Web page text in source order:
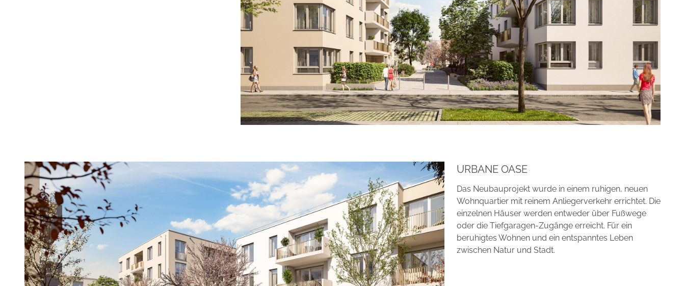
URBANE OASE
Das Neubauprojekt wurde in einem ruhigen, neuen
Wohnquartier mit reinem Anliegerverkehr errichtet. Die
einzelnen Häuser werden entweder über Fußwege
oder die Tiefgaragen-Zugänge erreicht. Für ein
beruhigtes Wohnen und ein entspanntes Leben
zwischen Natur und Stadt.